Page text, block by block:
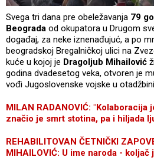
Svega tri dana pre obeležavanja 79
Beograda od okupatora u Drugom
događaj, za neke iznenađujuć, a po
beogradskoj Bregalničkoj ulici na
kuće u kojoj je Dragoljub Mihailović
godina dvadesetog veka, otvoren je
vođi Jugoslovenske vojske u
MILAN RADANOVIĆ:
značio je smrt stotina, pa i hiljada
REHABILITOVAN ČETNIČKI
MIHAILOVIĆ: U ime naroda - koljač